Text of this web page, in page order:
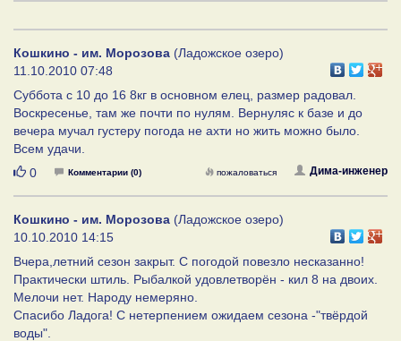
Кошкино - им. Морозова (Ладожское озеро)
11.10.2010 07:48
Суббота с 10 до 16 8кг в основном елец, размер радовал.
Воскресенье, там же почти по нулям. Вернуляс к базе и до
вечера мучал густеру погода не ахти но жить можно было.
Всем удачи.
Нравится
0 Комментарии (0) Дима-инженер
пожаловаться
Кошкино - им. Морозова (Ладожское озеро)
10.10.2010 14:15
Вчера,летний сезон закрыт. С погодой повезло несказанно!
Практически штиль. Рыбалкой удовлетворён - кил 8 на двоих.
Мелочи нет. Народу немеряно.
Спасибо Ладога! С нетерпением ожидаем сезона -"твёрдой
воды".